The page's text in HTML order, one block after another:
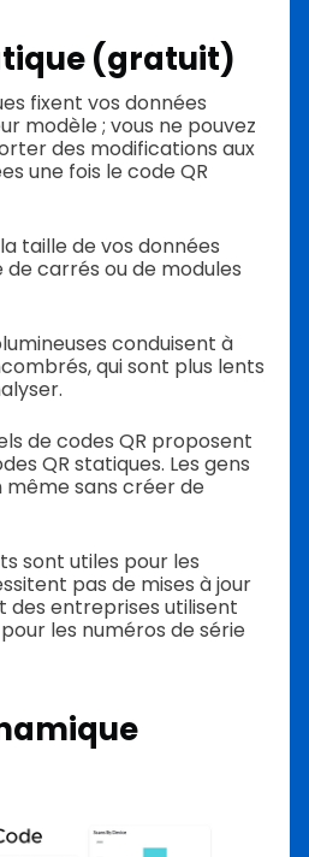
(gratuit)
fixent vos données
modèle ; vous ne pouvez
des modifications aux
une fois le code QR
taille de vos données
carrés ou de modules
conduisent à
qui sont plus lents
de codes QR proposent
QR statiques. Les gens
sans créer de
sont utiles pour les
pas de mises à jour
des entreprises utilisent
les numéros de série